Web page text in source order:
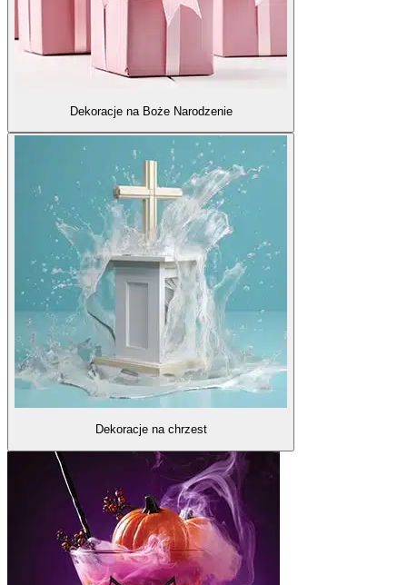
Dekoracje na Boże Narodzenie
Dekoracje na chrzest